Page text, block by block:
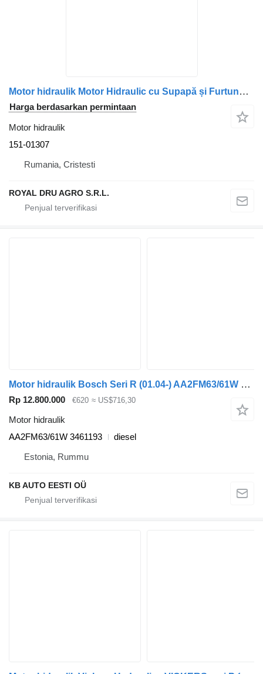
Motor hidraulik Motor Hidraulic cu Supapă și Furtunuri – Piese 151-01307 untuk truk Scania
Harga berdasarkan permintaan
Motor hidraulik
151-01307
Rumania, Cristesti
ROYAL DRU AGRO S.R.L.
Motor hidraulik Bosch Seri R (01.04-) AA2FM63/61W untuk truk Scania P,G,R,T-series (2004-2017)
Rp 12.800.000 €620 ≈ US$716,30
Motor hidraulik
AA2FM63/61W 3461193
diesel
Estonia, Rummu
KB AUTO EESTI OÜ